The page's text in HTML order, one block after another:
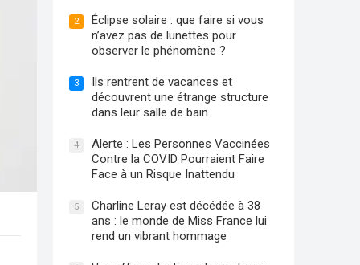
2
Éclipse solaire : que faire si vous
n’avez pas de lunettes pour
observer le phénomène ?
3
Ils rentrent de vacances et
découvrent une étrange structure
dans leur salle de bain
4
Alerte : Les Personnes Vaccinées
Contre la COVID Pourraient Faire
Face à un Risque Inattendu
5
Charline Leray est décédée à 38
ans : le monde de Miss France lui
rend un vibrant hommage